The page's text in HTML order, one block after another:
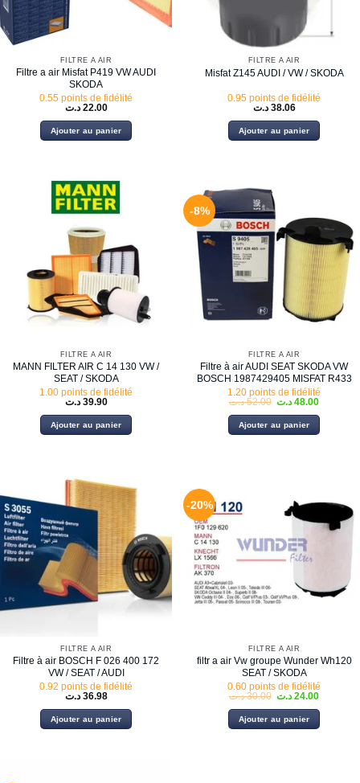
FILTRE À AIR
Filtre a air Misfat P419 VW AUDI
SKODA
0.55 points de fidélité
22.00 د.ت
Ajouter au panier
FILTRE À AIR
Misfat Z145 AUDI / VW / SKODA
0.95 points de fidélité
38.06 د.ت
Ajouter au panier
FILTRE À AIR
MANN FILTER AIR C 14 130 VW /
SEAT / SKODA
1.00 points de fidélité
39.90 د.ت
Ajouter au panier
-8%
FILTRE À AIR
Filtre à air AUDI SEAT SKODA VW
BOSCH 1987429405 MISFAT R433
1.20 points de fidélité
52.00 د.ت
Le
initial
était :
48.00 د.ت
Le
actuel
est :
Ajouter au panier
FILTRE À AIR
Filtre à air BOSCH F 026 400 172
VW / SEAT / AUDI
0.92 points de fidélité
36.98 د.ت
Ajouter au panier
-20%
FILTRE À AIR
filtr a air Vw groupe Wunder Wh120
SEAT / SKODA
0.60 points de fidélité
30.00 د.ت
Le
initial
était :
24.00 د.ت
Le
actuel
est :
Ajouter au panier